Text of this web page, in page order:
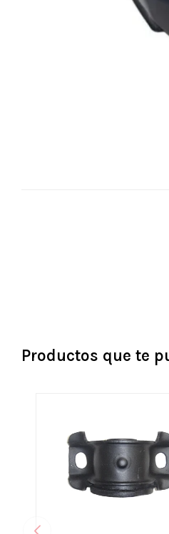
Productos que te